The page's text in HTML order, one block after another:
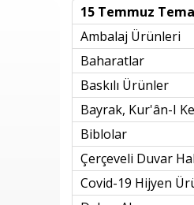
15 Temmuz
Ambalaj Ürünleri
Baharatlar
Baskılı Ürünler
Bayrak, Kur'ân-I
Biblolar
Çerçeveli Duvar
Covid-19 Hijyen